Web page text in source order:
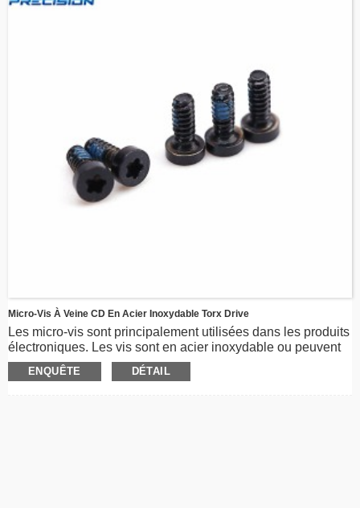
Micro-Vis À Veine CD En Acier Inoxydable Torx Drive
Les micro-vis sont principalement utilisées dans les produits
électroniques. Les vis sont en acier inoxydable ou peuvent
être personnalisées. Avec la veine CD et le revêtement
PVD, les vis ont une excellente résistance à la corrosion et
ENQUÊTE DÉTAIL